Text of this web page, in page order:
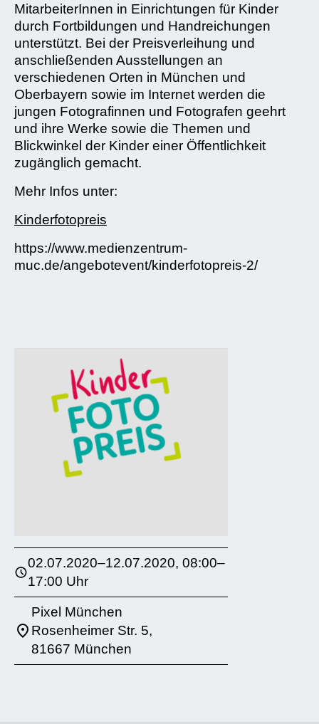
MitarbeiterInnen in Einrichtungen für Kinder
durch Fortbildungen und Handreichungen
unterstützt. Bei der Preisverleihung und
anschließenden Ausstellungen an
verschiedenen Orten in München und
Oberbayern sowie im Internet werden die
jungen Fotografinnen und Fotografen geehrt
und ihre Werke sowie die Themen und
Blickwinkel der Kinder einer Öffentlichkeit
zugänglich gemacht.
Mehr Infos unter:
Kinderfotopreis
https://www.medienzentrum-
muc.de/angebotevent/kinderfotopreis-2/
02.07.2020–12.07.2020, 08:00–
17:00 Uhr
Pixel München
Rosenheimer Str. 5,
81667 München